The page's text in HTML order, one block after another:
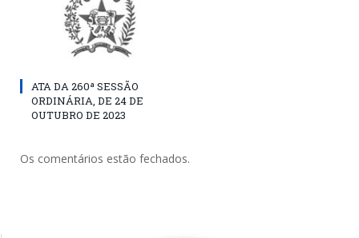
ATA DA 260ª SESSÃO
ORDINÁRIA, DE 24 DE
OUTUBRO DE 2023
Os comentários estão fechados.